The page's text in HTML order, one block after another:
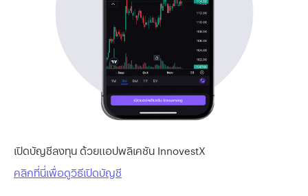
เปิดบัญชีลงทุน ด้วยแอปพลิเคชัน InnovestX
คลิกที่นี่เพื่อดูวิธีเปิดบัญชี